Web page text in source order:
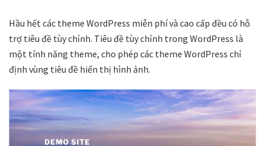
Hầu hết các theme WordPress miễn phí và cao cấp đều có hỗ
trợ tiêu đề tùy chỉnh. Tiêu đề tùy chỉnh trong WordPress là
một tính năng theme, cho phép các theme WordPress chỉ
định vùng tiêu đề hiển thị hình ảnh.